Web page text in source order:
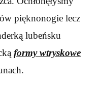
pięknonogie lecz
lubeńsku
formy wtryskowe